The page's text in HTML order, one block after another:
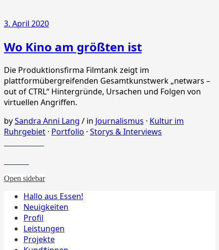
3. April 2020
Wo Kino am größten ist
Die Produktionsfirma Filmtank zeigt im
plattformübergreifenden Gesamtkunstwerk „netwars –
out of CTRL“ Hintergründe, Ursachen und Folgen von
virtuellen Angriffen.
bySandra Anni Lang / in Journalismus · Kultur im
Ruhrgebiet · Portfolio · Storys & Interviews
Open sidebar
Hallo aus Essen!
Neuigkeiten
Profil
Leistungen
Projekte